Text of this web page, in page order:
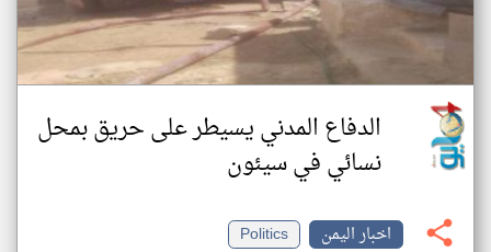
الدفاع المدني يسيطر على حريق بمحل
نسائي في سيئون
اخبار اليمن Politics